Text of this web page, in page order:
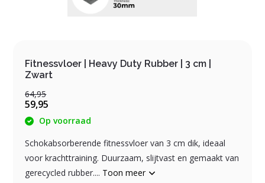
Fitnessvloer | Heavy Duty Rubber | 3 cm |
Zwart
64,95
59,95
Op voorraad
Schokabsorberende fitnessvloer van 3 cm dik, ideaal
voor krachttraining. Duurzaam, slijtvast en gemaakt van
gerecycled rubber.... Toon meer